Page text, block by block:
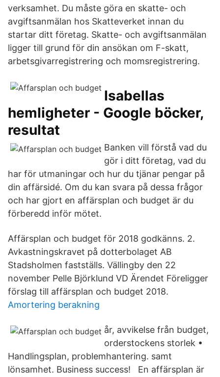
verksamhet. Du måste göra en skatte- och
avgiftsanmälan hos Skatteverket innan du
startar ditt företag. Skatte- och avgiftsanmälan
ligger till grund för din ansökan om F-skatt,
arbetsgivarregistrering och momsregistrering.
Isabellas
hemligheter - Google böcker,
resultat
Banken vill förstå vad du
gör i ditt företag, vad du
har för utmaningar och hur du tjänar pengar på
din affärsidé. Om du kan svara på dessa frågor
och har gjort en affärsplan och budget är du
förberedd inför mötet.
Affärsplan och budget för 2018 godkänns. 2.
Avkastningskravet på dotterbolaget AB
Stadsholmen fastställs. Vällingby den 22
november Pelle Björklund VD Ärendet Föreligger
förslag till affärsplan och budget 2018.
Amortering berakning
år, avvikelse från budget,
orderstockens storlek •
Handlingsplan, problemhantering. samt
lönsamhet. Business success! En affärsplan är